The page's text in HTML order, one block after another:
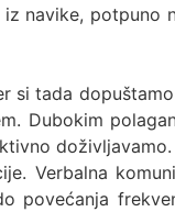
navike, potpuno
si tada
Dubokim
Verbalna